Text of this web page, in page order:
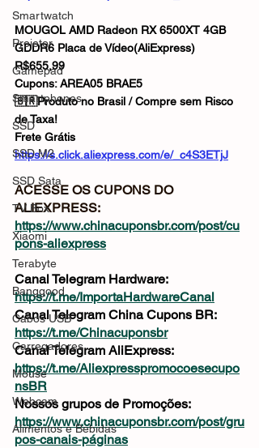
Smartwatch
Projetor
Gamepad
Smartphones
SSD
SSD M2
SSD Sata
TV Box
Xiaomi
Terabyte
Banggood
Cabos USB
Carregadores
Mouse
Webcam
Alimentos e Bebidas
MOUGOL AMD Radeon RX 6500XT 4GB
GDDR6 Placa de Vídeo(AliExpress)
R$655,99
Cupons: AREA05 BRAE5
🇧🇷Produto no Brasil / Compre sem Risco
de Taxa!
Frete Grátis
https://s.click.aliexpress.com/e/_c4S3ETjJ
ACESSE OS CUPONS DO
ALIEXPRESS:
https://www.chinacuponsbr.com/post/cu
pons-aliexpress
Canal Telegram Hardware:
https://t.me/ImportaHardwareCanal
Canal Telegram China Cupons BR:
https://t.me/Chinacuponsbr
Canal Telegram AliExpress:
https://t.me/Aliexpresspromocoesecupo
nsBR
Nossos grupos de Promoções:
https://www.chinacuponsbr.com/post/gru
pos-canais-páginas